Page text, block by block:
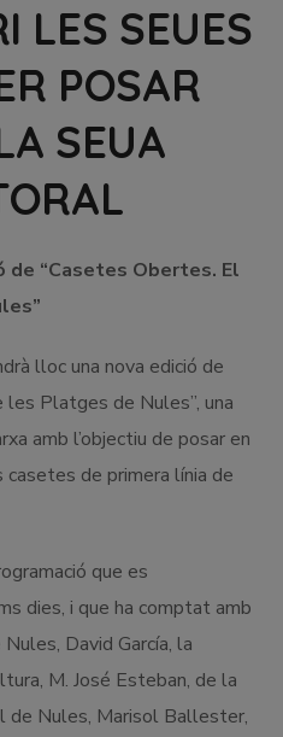
LES SEUES
POSAR
SEUA
“Casetes Obertes. El
lloc una nova edició de
Platges de Nules”, una
amb l’objectiu de posar en
de primera línia de
que es
dies, i que ha comptat amb
David García, la
M. José Esteban, de la
de Nules, Marisol Ballester,